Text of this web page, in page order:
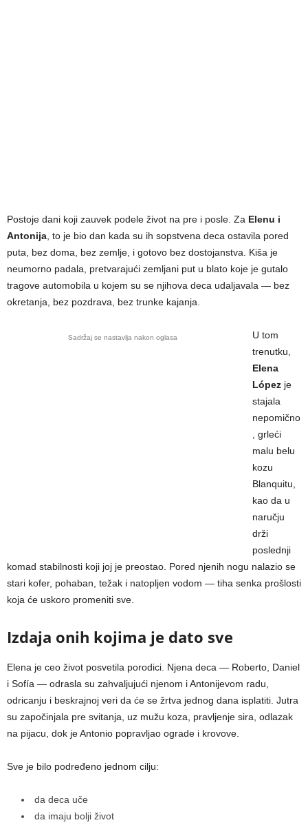
Postoje dani koji zauvek podele život na pre i posle. Za Elenu i
Antonija , to je bio dan kada su ih sopstvena deca ostavila pored
puta, bez doma, bez zemlje, i gotovo bez dostojanstva. Kiša je
neumorno padala, pretvarajući zemljani put u blato koje je gutalo
tragove automobila u kojem su se njihova deca udaljavala — bez
okretanja, bez pozdrava, bez trunke kajanja.
Sadržaj se nastavlja nakon oglasa
U tom
trenutku,
Elena
López je
stajala
nepomično
, grleći
malu belu
kozu
Blanquitu,
kao da u
naručju
drži
poslednji
komad stabilnosti koji joj je preostao. Pored njenih nogu nalazio se
stari kofer, pohaban, težak i natopljen vodom — tiha senka prošlosti
koja će uskoro promeniti sve.
Izdaja onih kojima je dato sve
Elena je ceo život posvetila porodici. Njena deca — Roberto, Daniel
i Sofía — odrasla su zahvaljujući njenom i Antonijevom radu,
odricanju i beskrajnoj veri da će se žrtva jednog dana isplatiti. Jutra
su započinjala pre svitanja, uz mužu koza, pravljenje sira, odlazak
na pijacu, dok je Antonio popravljao ograde i krovove.
Sve je bilo podređeno jednom cilju:
da deca uče
da imaju bolji život